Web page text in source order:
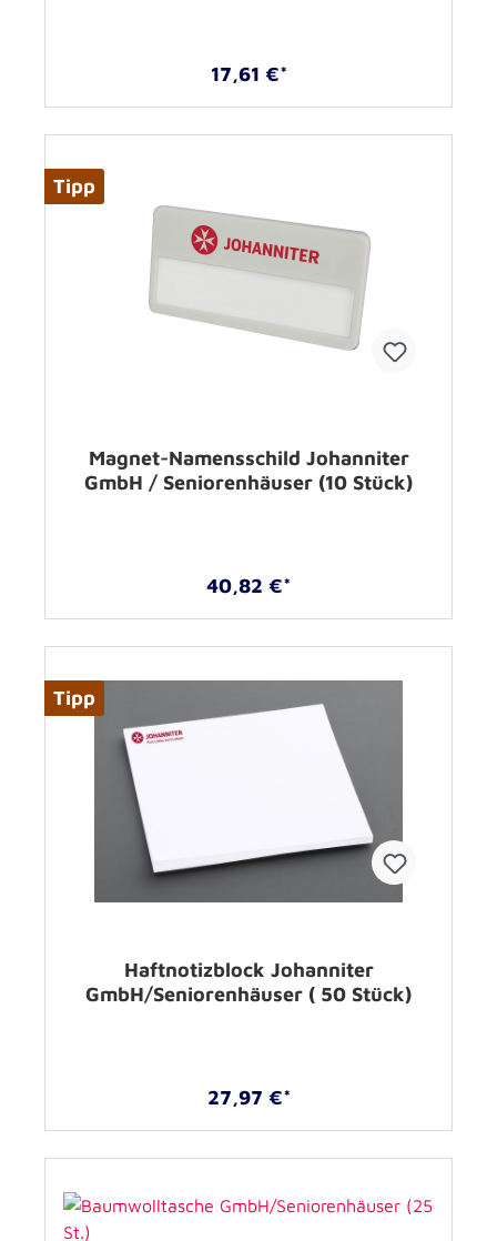
17,61 €*
Tipp
Magnet-Namensschild Johanniter
GmbH / Seniorenhäuser (10 Stück)
40,82 €*
Tipp
Haftnotizblock Johanniter
GmbH/Seniorenhäuser ( 50 Stück)
27,97 €*